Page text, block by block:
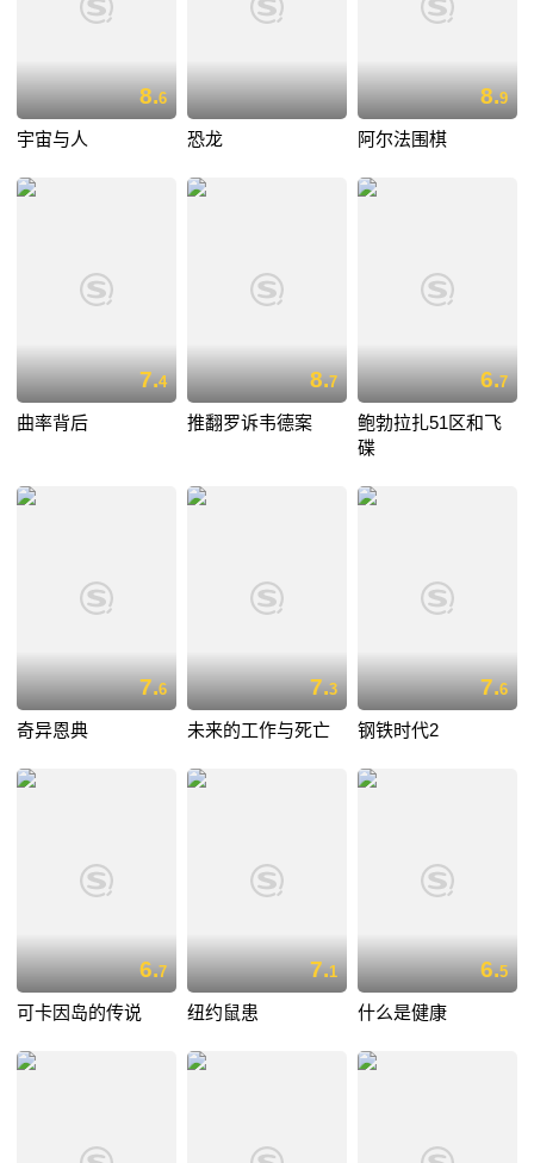
8.6
宇宙与人 恐龙
8.9
阿尔法围棋
7.4
曲率背后
8.7
推翻罗诉韦德案
6.7
鲍勃拉扎51区和飞
碟
7.6
奇异恩典
7.3
未来的工作与死亡
7.6
钢铁时代2
6.7
可卡因岛的传说
7.1
纽约鼠患
6.5
什么是健康